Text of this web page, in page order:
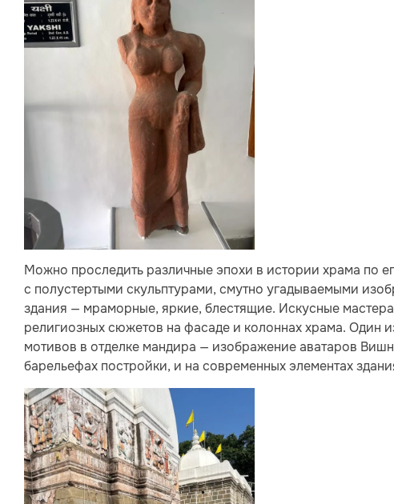
Можно проследить различные эпохи в истории храма по
с полустертыми скульптурами, смутно угадываемыми
здания — мраморные, яркие, блестящие. Искусные
религиозных сюжетов на фасаде и колоннах храма. Один
мотивов в отделке мандира — изображение аватаров
барельефах постройки, и на современных элементах